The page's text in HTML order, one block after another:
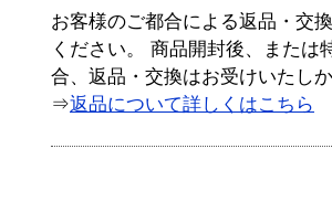
お客様のご都合による返品・交
ください。 商品開封後、または
合、返品・交換はお受けいたし
⇒返品について詳しくはこちら